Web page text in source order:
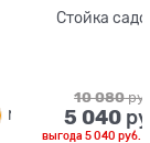
Стойка
10 080
5 040
выгода5 040 руб.